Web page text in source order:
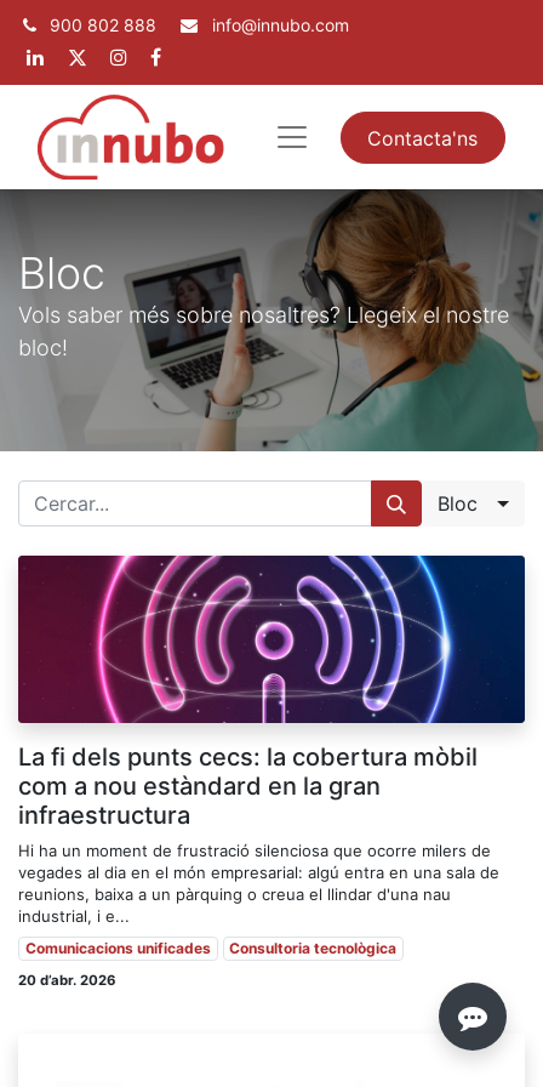
900 802 888 info@innubo.com
Contacta'ns
Bloc
Vols saber més sobre nosaltres? Llegeix el nostre
bloc!
Bloc
La fi dels punts cecs: la cobertura mòbil
com a nou estàndard en la gran
infraestructura
Hi ha un moment de frustració silenciosa que ocorre milers de
vegades al dia en el món empresarial: algú entra en una sala de
reunions, baixa a un pàrquing o creua el llindar d'una nau
industrial, i e...
Comunicacions unificades Consultoria tecnològica
20 d’abr. 2026